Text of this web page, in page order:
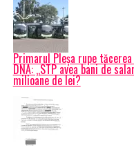
Primarul Pleșa rupe
DNA: „STP avea bani de
milioane de lei?